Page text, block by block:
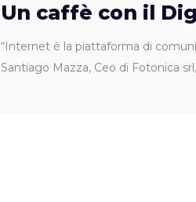
Un caffè con il
“Internet è la piattaforma di
Santiago Mazza, Ceo di Fotonica